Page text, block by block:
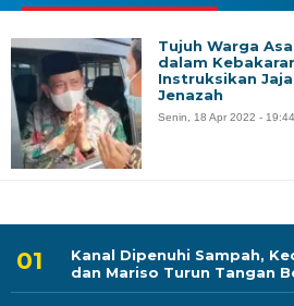
Kanal Dipenuhi Sampah,
dan Mariso Turun Tangan
Tujuh Warga
dalam
Instruksikan
Jenazah
Senin, 18 Apr 2022 -